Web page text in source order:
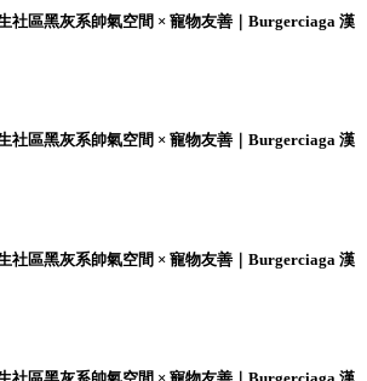
社區黑灰系帥氣空間 × 寵物友善｜Burgerciaga 漢
社區黑灰系帥氣空間 × 寵物友善｜Burgerciaga 漢
社區黑灰系帥氣空間 × 寵物友善｜Burgerciaga 漢